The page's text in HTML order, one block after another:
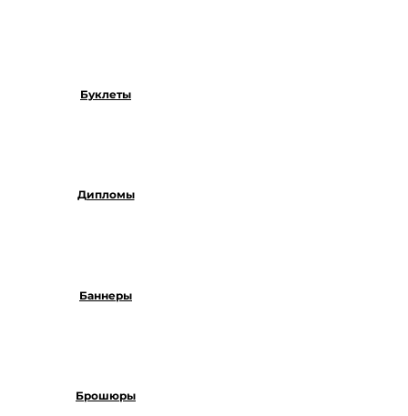
Буклеты
Дипломы
Баннеры
Брошюры